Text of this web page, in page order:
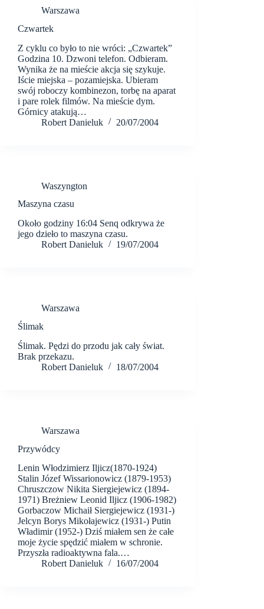
Warszawa
Czwartek
Z cyklu co było to nie wróci: „Czwartek”
Godzina 10. Dzwoni telefon. Odbieram.
Wynika że na mieście akcja się szykuje.
Iście miejska – pozamiejska. Ubieram
swój roboczy kombinezon, torbę na aparat
i pare rolek filmów. Na mieście dym.
Górnicy atakują…
Robert Danieluk
20/07/2004
Waszyngton
Maszyna czasu
Około godziny 16:04 Senq odkrywa że
jego dzieło to maszyna czasu.
Robert Danieluk
19/07/2004
Warszawa
Ślimak
Ślimak. Pędzi do przodu jak cały świat.
Brak przekazu.
Robert Danieluk
18/07/2004
Warszawa
Przywódcy
Lenin Włodzimierz Iljicz(1870-1924)
Stalin Józef Wissarionowicz (1879-1953)
Chruszczow Nikita Siergiejewicz (1894-
1971) Breżniew Leonid Iljicz (1906-1982)
Gorbaczow Michaił Siergiejewicz (1931-)
Jelcyn Borys Mikołajewicz (1931-) Putin
Władimir (1952-) Dziś miałem sen że całe
moje życie spędzić miałem w schronie.
Przyszła radioaktywna fala.…
Robert Danieluk
16/07/2004